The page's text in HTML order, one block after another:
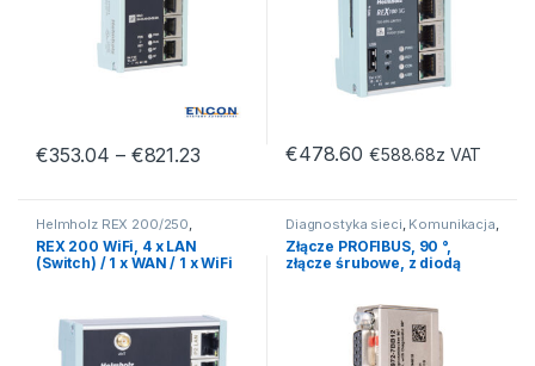
€353.04 – €821.23 €478.60 €588.68z VAT
Helmholz REX 200/250,
Komunikacja,Teleserwis
REX 200 WiFi, 4 x LAN
(Switch) / 1 x WAN / 1 x WiFi
Diagnostyka sieci, Komunikacja,
Monitoring PROFIBUS
Złącze PROFIBUS, 90 °,
złącze śrubowe, z diodą